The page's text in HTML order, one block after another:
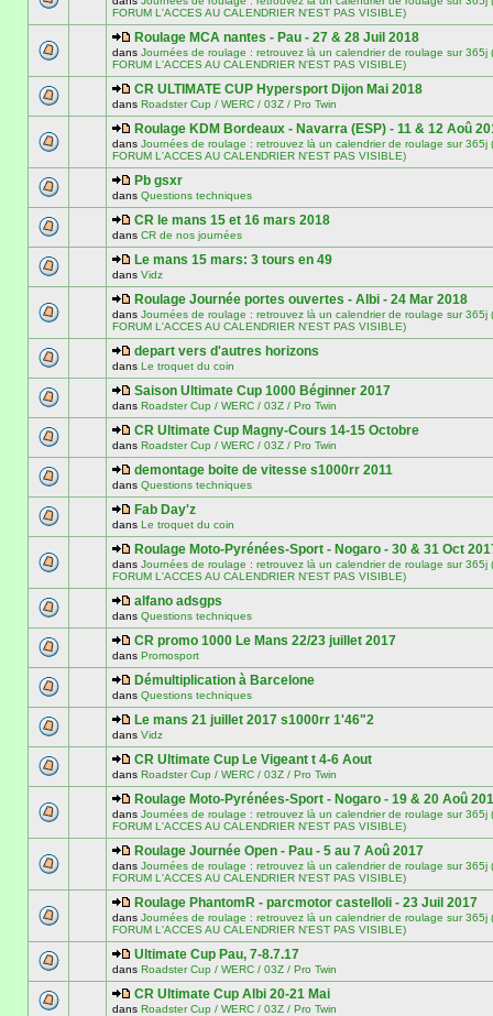
FORUM L'ACCES AU CALENDRIER N'EST PAS VISIBLE)
Roulage MCA nantes - Pau - 27 & 28 Juil 2018
dans Journées de roulage : retrouvez là un calendrier de roulage sur 365j
FORUM L'ACCES AU CALENDRIER N'EST PAS VISIBLE)
CR ULTIMATE CUP Hypersport Dijon Mai 2018
dans Roadster Cup / WERC / 03Z / Pro Twin
Roulage KDM Bordeaux - Navarra (ESP) - 11 & 12 Aoû
dans Journées de roulage : retrouvez là un calendrier de roulage sur 365j
FORUM L'ACCES AU CALENDRIER N'EST PAS VISIBLE)
Pb gsxr
dans Questions techniques
CR le mans 15 et 16 mars 2018
dans CR de nos journées
Le mans 15 mars: 3 tours en 49
dans Vidz
Roulage Journée portes ouvertes - Albi - 24 Mar 2018
dans Journées de roulage : retrouvez là un calendrier de roulage sur 365j
FORUM L'ACCES AU CALENDRIER N'EST PAS VISIBLE)
depart vers d'autres horizons
dans Le troquet du coin
Saison Ultimate Cup 1000 Béginner 2017
dans Roadster Cup / WERC / 03Z / Pro Twin
CR Ultimate Cup Magny-Cours 14-15 Octobre
dans Roadster Cup / WERC / 03Z / Pro Twin
demontage boite de vitesse s1000rr 2011
dans Questions techniques
Fab Day'z
dans Le troquet du coin
Roulage Moto-Pyrénées-Sport - Nogaro - 30 & 31 Oct
dans Journées de roulage : retrouvez là un calendrier de roulage sur 365j
FORUM L'ACCES AU CALENDRIER N'EST PAS VISIBLE)
alfano adsgps
dans Questions techniques
CR promo 1000 Le Mans 22/23 juillet 2017
dans Promosport
Démultiplication à Barcelone
dans Questions techniques
Le mans 21 juillet 2017 s1000rr 1'46"2
dans Vidz
CR Ultimate Cup Le Vigeant t 4-6 Aout
dans Roadster Cup / WERC / 03Z / Pro Twin
Roulage Moto-Pyrénées-Sport - Nogaro - 19 & 20 Aoû
dans Journées de roulage : retrouvez là un calendrier de roulage sur 365j
FORUM L'ACCES AU CALENDRIER N'EST PAS VISIBLE)
Roulage Journée Open - Pau - 5 au 7 Aoû 2017
dans Journées de roulage : retrouvez là un calendrier de roulage sur 365j
FORUM L'ACCES AU CALENDRIER N'EST PAS VISIBLE)
Roulage PhantomR - parcmotor castelloli - 23 Juil 2017
dans Journées de roulage : retrouvez là un calendrier de roulage sur 365j
FORUM L'ACCES AU CALENDRIER N'EST PAS VISIBLE)
Ultimate Cup Pau, 7-8.7.17
dans Roadster Cup / WERC / 03Z / Pro Twin
CR Ultimate Cup Albi 20-21 Mai
dans Roadster Cup / WERC / 03Z / Pro Twin